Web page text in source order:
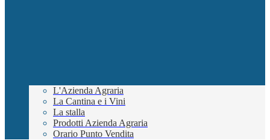
L'Azienda Agraria
La Cantina e i Vini
La stalla
Prodotti Azienda Agraria
Orario Punto Vendita